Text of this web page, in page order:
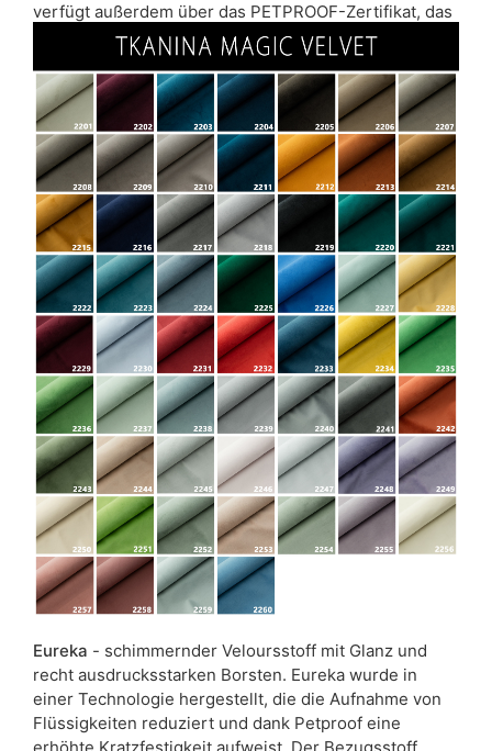
verfügt außerdem über das PETPROOF-Zertifikat, das
auf eine erhöhte Widerstandsfähigkeit gegen Kratzer
durch Katzen- und Hundekrallen hinweist.
Eureka - schimmernder Veloursstoff mit Glanz und
recht ausdrucksstarken Borsten. Eureka wurde in
einer Technologie hergestellt, die die Aufnahme von
Flüssigkeiten reduziert und dank Petproof eine